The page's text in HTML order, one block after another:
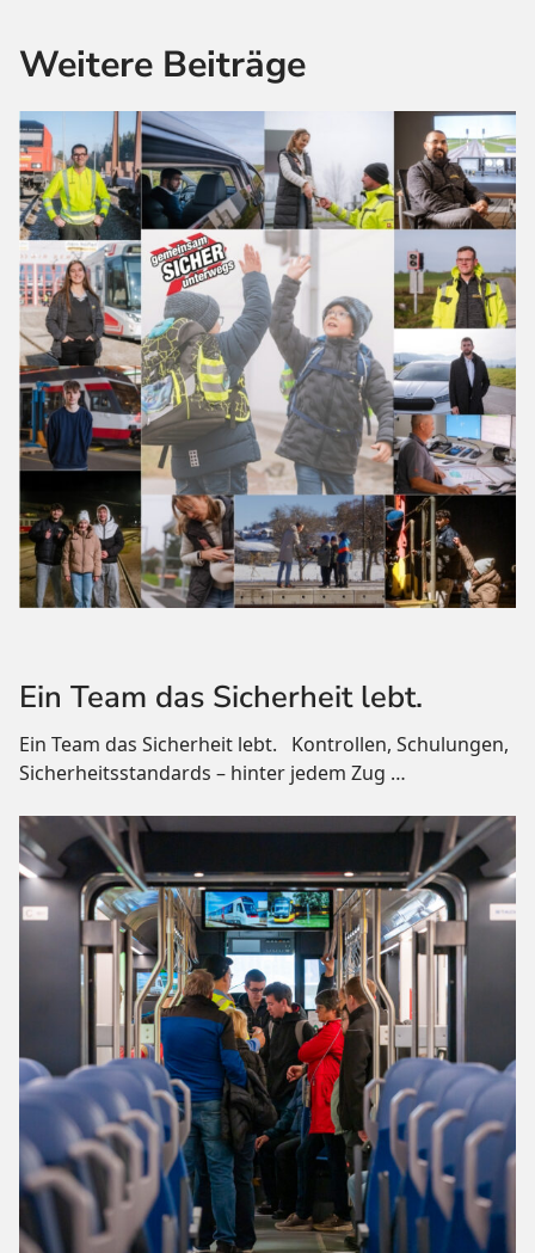
Weitere Beiträge
Ein Team das Sicherheit lebt.
Ein Team das Sicherheit lebt. Kontrollen, Schulungen,
Sicherheitsstandards – hinter jedem Zug …